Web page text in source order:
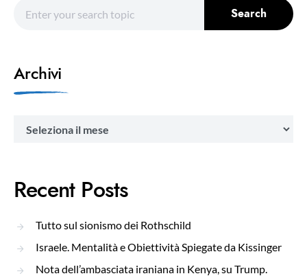
Search
Archivi
Recent Posts
Tutto sul sionismo dei Rothschild
Israele. Mentalità e Obiettività Spiegate da Kissinger
Nota dell’ambasciata iraniana in Kenya, su Trump.